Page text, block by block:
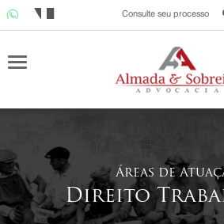
Consulte seu processo
Áreas de
Direito